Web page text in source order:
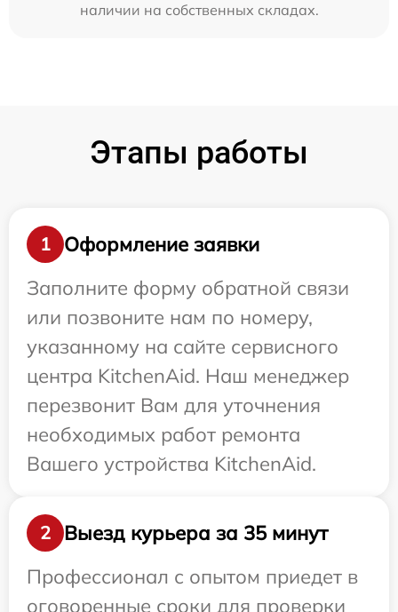
наличии на собственных складах.
Этапы работы
1
Оформление заявки
Заполните форму обратной связи
или позвоните нам по номеру,
указанному на сайте сервисного
центра KitchenAid. Наш менеджер
перезвонит Вам для уточнения
необходимых работ ремонта
Вашего устройства KitchenAid.
2
Выезд курьера за 35 минут
Профессионал с опытом приедет в
оговоренные сроки для проверки